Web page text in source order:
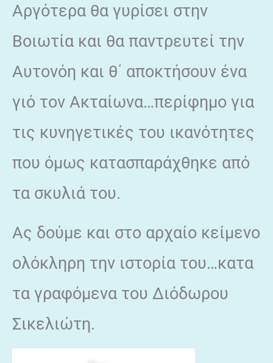
Αργότερα θα γυρίσει στην
Βοιωτία και θα παντρευτεί την
Αυτονόη και θ΄ αποκτήσουν ένα
γιό τον Ακταίωνα…περίφημο για
τις κυνηγετικές του ικανότητες
που όμως κατασπαράχθηκε από
τα σκυλιά του.
Ας δούμε και στο αρχαίο κείμενο
ολόκληρη την ιστορία του…κατα
τα γραφόμενα του Διόδωρου
Σικελιώτη.